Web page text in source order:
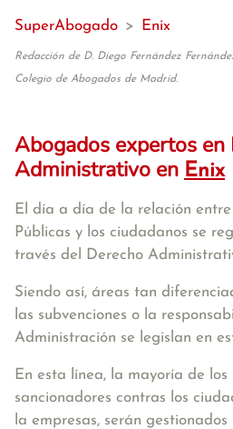
SuperAbogado > Enix
Redacción de D. Diego Fernández
Colegio de Abogados de Madrid.
Abogados expertos en
Administrativo en Enix
El día a día de la relación
Públicas y los ciudadanos se
través del Derecho
Siendo así, áreas tan
las subvenciones o la
Administración se legislan en
En esta línea, la mayoría de los
sancionadores contras los
la empresas, serán